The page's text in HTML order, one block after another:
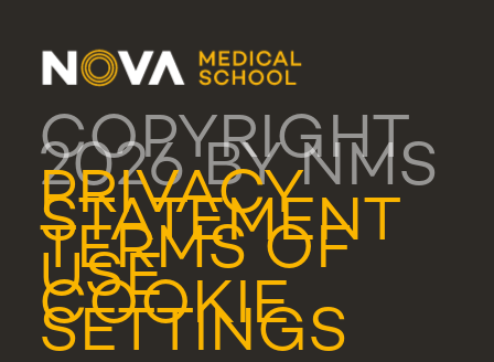
COPYRIGHT
2026 BY NMS
PRIVACY
STATEMENT
TERMS OF
USE
COOKIE
SETTINGS